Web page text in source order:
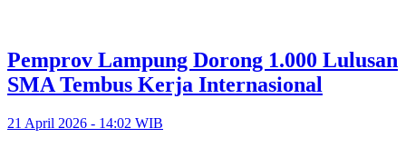
Pemprov Lampung Dorong 1.000 Lulusan
SMA Tembus Kerja Internasional
21 April 2026 - 14:02 WIB